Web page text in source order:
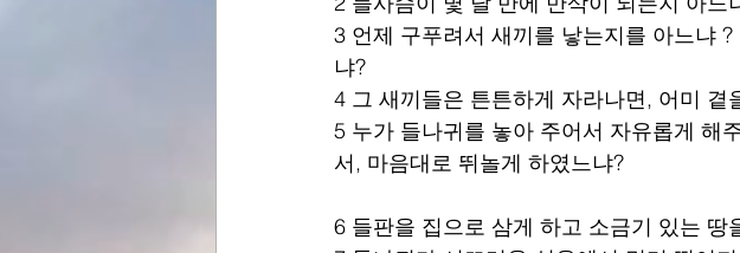
3 언제 구푸려서 새끼를 낳는지를 아느냐
냐?
4 그 새끼들은 튼튼하게 자라나면, 어미 곁
5 누가 들나귀를 놓아 주어서 자유롭게 해
서, 마음대로 뛰놀게 하였느냐?
6 들판을 집으로 삼게 하고 소금기 있는